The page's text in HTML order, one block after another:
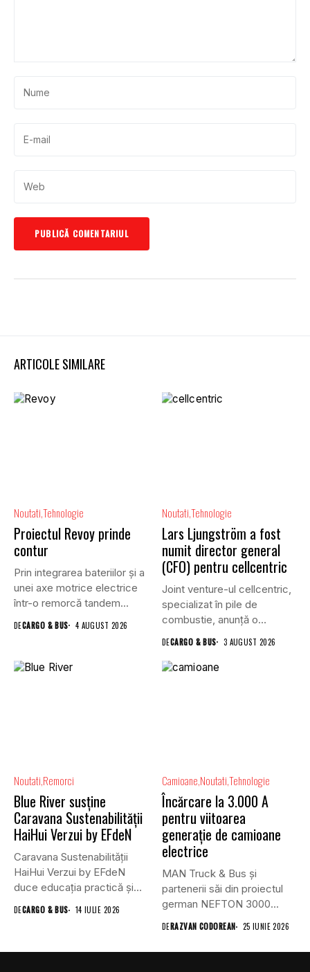
ARTICOLE SIMILARE
NoutatiTehnologie
Proiectul Revoy prinde
contur
Prin integrarea bateriilor și a
unei axe motrice electrice
într-o remorcă tandem...
DECARGO & BUS 4 AUGUST 2026
NoutatiTehnologie
Lars Ljungström a fost
numit director general
(CFO) pentru cellcentric
Joint venture-ul cellcentric,
specializat în pile de
combustie, anunță o
DECARGO & BUS 3 AUGUST 2026
Noutati Remorci
Blue River susține
Caravana Sustenabilității
HaiHui Verzui by EFdeN
Caravana Sustenabilității
HaiHui Verzui by EFdeN
duce educația practică și
sustenabilitatea mai...
DECARGO & BUS 14 IULIE 2026
Camioane NoutatiTehnologie
Încărcare la 3.000 A
pentru viitoarea
generație de camioane
electrice
MAN Truck & Bus și
partenerii săi din proiectul
german NEFTON 3000...
DERAZVAN CODOREAN 25 IUNIE 2026